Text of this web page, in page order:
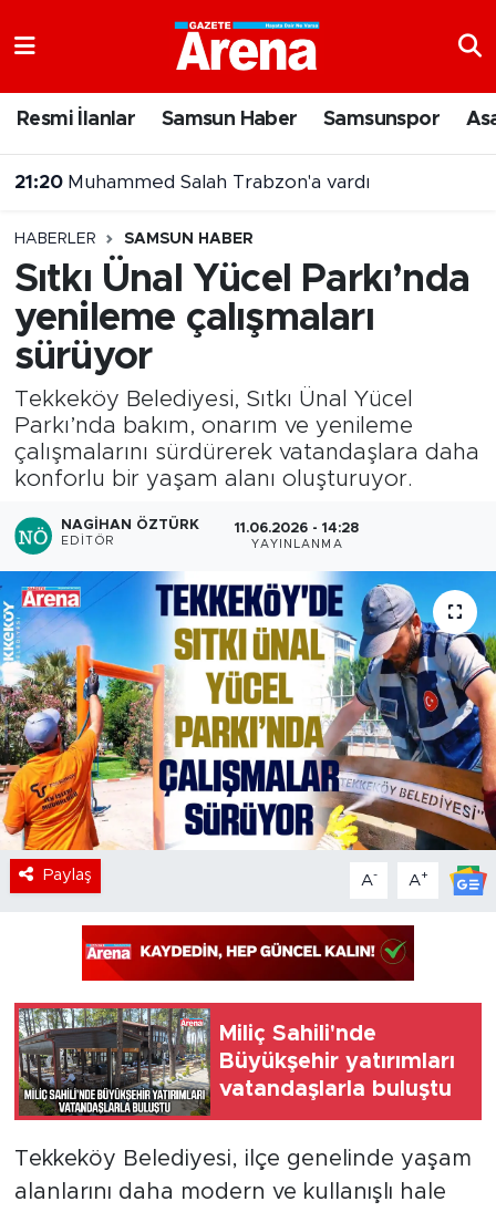
Resmi İlanlar Samsun Haber Samsunspor
21:20 Muhammed Salah Trabzon'a vardı
HABERLER SAMSUN HABER
Sıtkı Ünal Yücel Parkı’nda
yenileme çalışmaları
sürüyor
Tekkeköy Belediyesi, Sıtkı Ünal Yücel
Parkı’nda bakım, onarım ve yenileme
çalışmalarını sürdürerek vatandaşlara daha
konforlu bir yaşam alanı oluşturuyor.
NAGIHAN ÖZTÜRK
EDITÖR
11.06.2026 - 14:28
YAYINLANMA
Paylaş A- A+
Miliç Sahili'nde
Büyükşehir yatırımları
vatandaşlarla buluştu
Tekkeköy Belediyesi, ilçe genelinde yaşam
alanlarını daha modern ve kullanışlı hale
Trafik Durumu
Süper Lig Puan Durumu ve Fikstür
Tüm Manşetler
Son Dakika Haberleri
Haber Arşivi